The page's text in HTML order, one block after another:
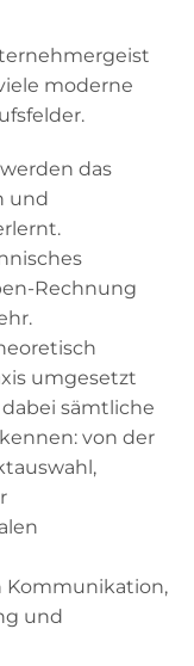
moderne
das
und
Rechnung
umgesetzt
sämtliche
von der
Kommunikation,
und